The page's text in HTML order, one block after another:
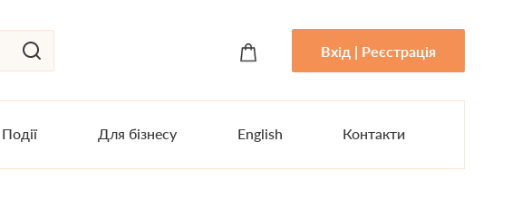
Вхід | Реєстрація
Події Для бізнесу English Контакти